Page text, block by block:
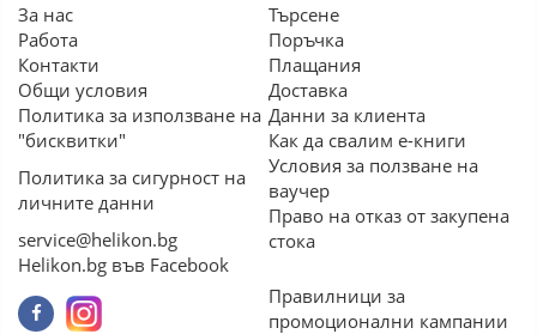
За нас
Работа
Контакти
Общи условия
Политика за използване на
"бисквитки"
Политика за сигурност на
личните данни
service@helikon.bg
Helikon.bg във Facebook
Търсене
Поръчка
Плащания
Доставка
Данни за клиента
Как да свалим е-книги
Условия за ползване на
ваучер
Право на отказ от закупена
стока
Правилници за
промоционални кампании